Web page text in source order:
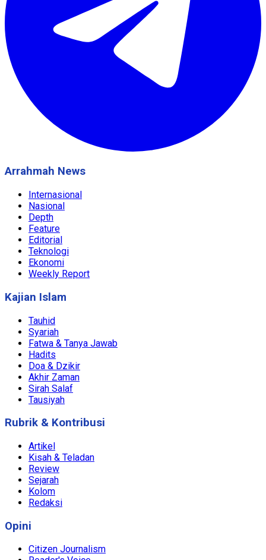
Arrahmah News
Internasional
Nasional
Depth
Feature
Editorial
Teknologi
Ekonomi
Weekly Report
Kajian Islam
Tauhid
Syariah
Fatwa & Tanya Jawab
Hadits
Doa & Dzikir
Akhir Zaman
Sirah Salaf
Tausiyah
Rubrik & Kontribusi
Artikel
Kisah & Teladan
Review
Sejarah
Kolom
Redaksi
Opini
Citizen Journalism